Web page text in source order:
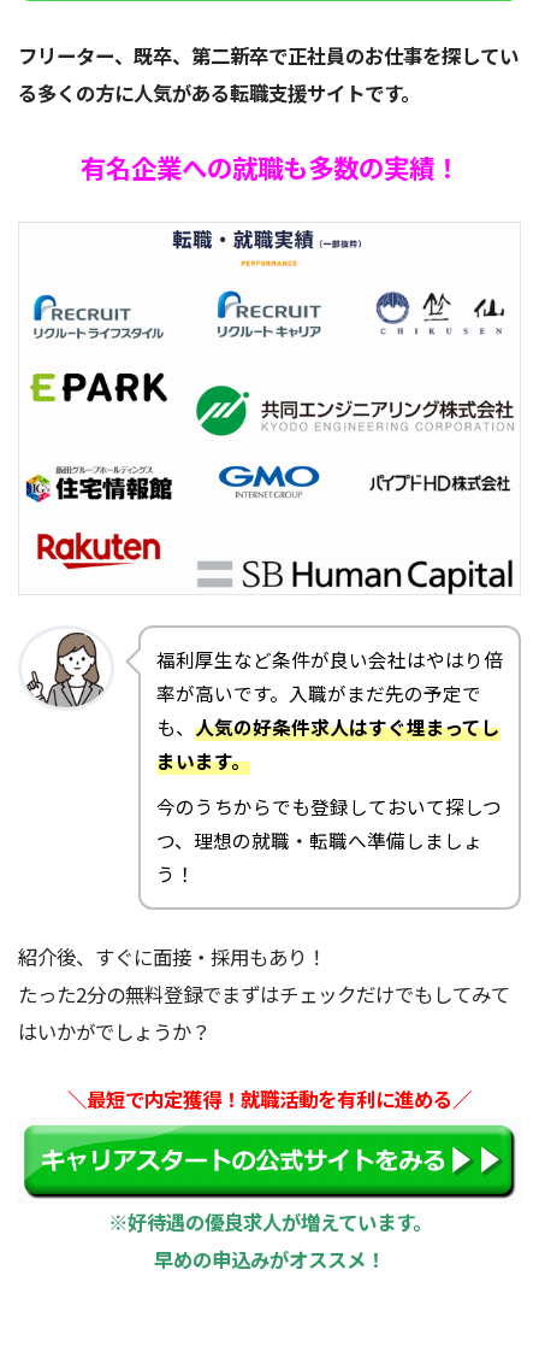
フリーター、既卒、第二新卒で正社員のお仕事を探してい
る多くの方に人気がある転職支援サイトです。
有名企業への就職も多数の実績！
福利厚生など条件が良い会社はやはり倍
率が高いです。入職がまだ先の予定で
も、 人気の好条件求人はすぐ埋まってし
まいます。
今のうちからでも登録しておいて探しつ
つ、理想の就職・転職へ準備しましょ
う！
紹介後、すぐに面接・採用もあり！
たった2分の無料登録でまずはチェックだけでもしてみて
はいかがでしょうか？
＼最短で内定獲得！就職活動を有利に進める／
※好待遇の優良求人が増えています。
早めの申込みがオススメ！